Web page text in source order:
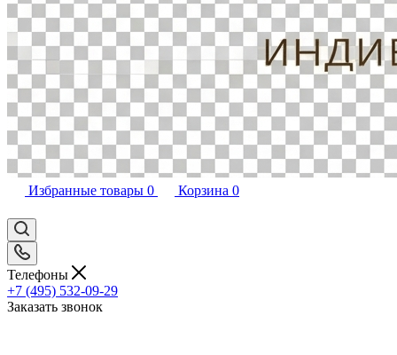
Избранные товары 0 Корзина 0
Телефоны
+7 (495) 532-09-29
Заказать звонок